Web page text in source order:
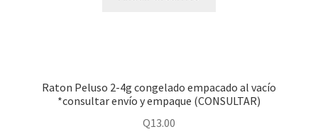
Raton Peluso 2-4g congelado empacado al vacío
*consultar envío y empaque (CONSULTAR)
Q13.00